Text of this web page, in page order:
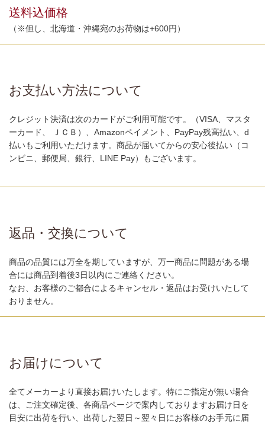
送料込価格
（※但し、北海道・沖縄宛のお荷物は+600円）
お支払い方法について
クレジット決済は次のカードがご利用可能です。（VISA、マスタ
ーカード、 ＪＣＢ）、Amazonペイメント、PayPay残高払い、d
払いもご利用いただけます。商品が届いてからの安心後払い（コ
ンビニ、郵便局、銀行、LINE Pay）もございます。
返品・交換について
商品の品質には万全を期していますが、万一商品に問題がある場
合には商品到着後3日以内にご連絡ください。
なお、お客様のご都合によるキャンセル・返品はお受けいたして
おりません。
お届けについて
全てメーカーより直接お届けいたします。特にご指定が無い場合
は、ご注文確定後、各商品ページで案内しておりますお届け日を
目安に出荷を行い、出荷した翌日～翌々日にお客様のお手元に届